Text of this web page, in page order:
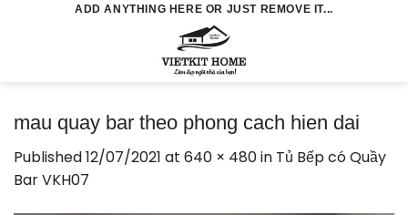
ADD ANYTHING HERE OR JUST REMOVE IT...
mau quay bar theo phong cach hien dai
Published12/07/2021 at 640 × 480in Tủ Bếp có Quầy
Bar VKH07